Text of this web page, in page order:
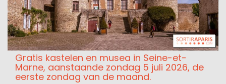
Gratis kastelen en musea in Seine-et-
Marne, aanstaande zondag 5 juli 2026, de
eerste zondag van de maand.